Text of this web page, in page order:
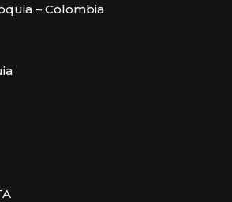
– Colombia